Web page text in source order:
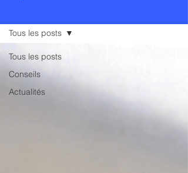
Tous les posts
Conseils
Actualités
Tous les posts